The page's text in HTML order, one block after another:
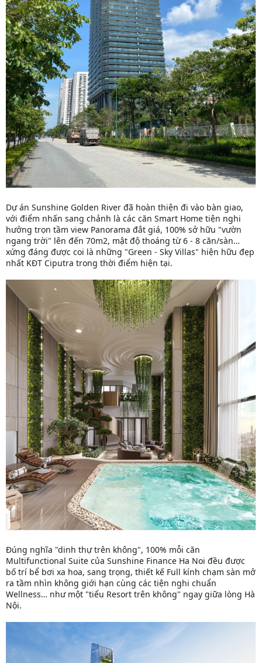
Dự án Sunshine Golden River đã hoàn thiện đi vào bàn giao,
với điểm nhấn sang chảnh là các căn Smart Home tiện nghi
hưởng trọn tầm view Panorama đắt giá, 100% sở hữu "vườn
ngang trời" lên đến 70m2, mật độ thoáng từ 6 - 8 căn/sàn…
xứng đáng được coi là những "Green - Sky Villas" hiện hữu đẹp
nhất KĐT Ciputra trong thời điểm hiện tại.
Đúng nghĩa "dinh thự trên không", 100% mỗi căn
Multifunctional Suite của Sunshine Finance Ha Noi đều được
bố trí bể bơi xa hoa, sang trọng, thiết kế Full kính chạm sàn mở
ra tầm nhìn không giới hạn cùng các tiện nghi chuẩn
Wellness… như một "tiểu Resort trên không" ngay giữa lòng Hà
Nội.